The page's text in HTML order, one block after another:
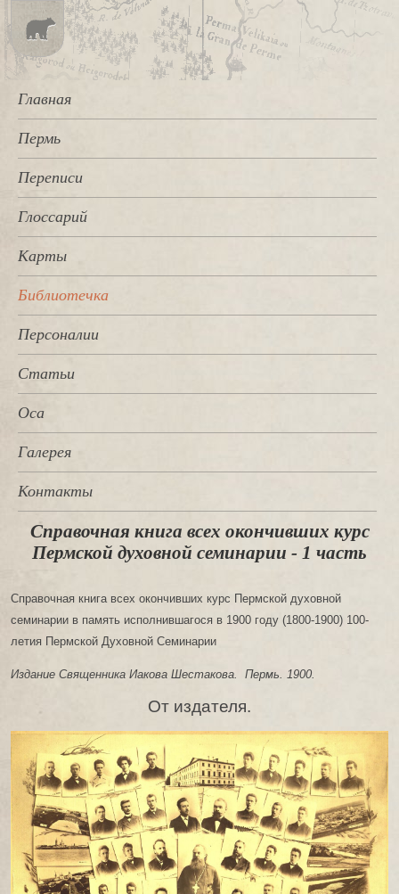
Главная
Пермь
Переписи
Глоссарий
Карты
Библиотечка
Персоналии
Статьи
Оса
Галерея
Контакты
Справочная книга всех окончивших курс
Пермской духовной семинарии - 1 часть
Справочная книга всех окончивших курс Пермской духовной
семинарии в память исполнившагося в 1900 году (1800-1900) 100-
летия Пермской Духовной Семинарии
Издание Священника Иакова Шестакова. Пермь. 1900.
От издателя.